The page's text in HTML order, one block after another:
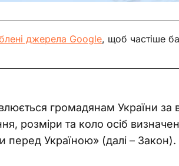
джерела Google, щоб частіше
громадянам України за
розміри та коло осіб
перед Україною» (далі – Закон).